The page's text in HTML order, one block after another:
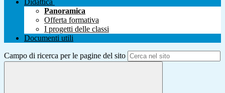
Didattica
Panoramica
Offerta formativa
I progetti delle classi
Documenti utili
Campo di ricerca per le pagine del sito